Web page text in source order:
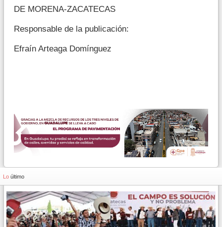
DE MORENA-ZACATECAS
Responsable de la publicación:
Efraín Arteaga Domínguez
Lo último